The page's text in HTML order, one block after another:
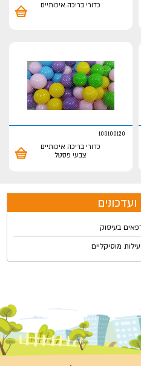
כדורי בריכה איכותיים
100100120
כדורי בריכה איכותיים
צבעי פסטל
בעיסוק
מוסיקליים